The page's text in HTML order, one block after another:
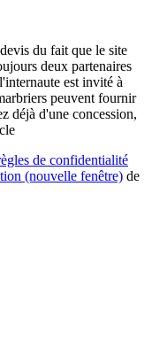
du fait que le site
deux partenaires
est invité à
peuvent fournir
déjà d'une concession,
de confidentialité
(nouvelle fenêtre) de